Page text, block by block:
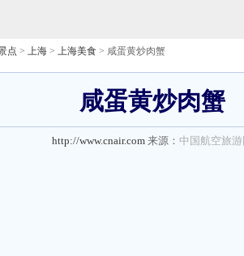
点 > 上海 > 上海美食 > 咸蛋黄炒肉蟹
咸蛋黄炒肉蟹
http://www.cnair.com 来源： 中国航空旅